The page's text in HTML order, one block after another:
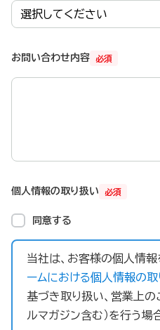
必須
お問い合わせ内容
必須
個人情報の取り扱い
同意する
当社は、お客様の個人情報
ームにおける個人情報の取
基づき取り扱い、営業上の
ルマガジン含む）を行う場